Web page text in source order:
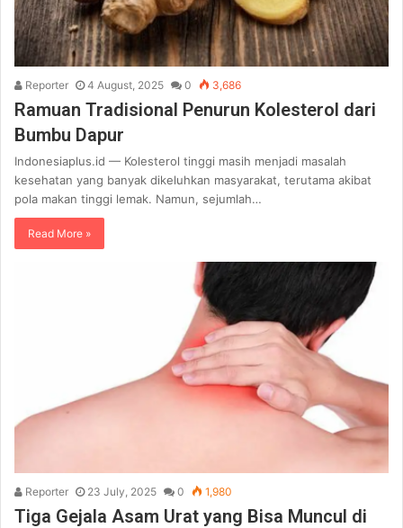
Reporter 4 August, 2025 0 3,686
Ramuan Tradisional Penurun Kolesterol dari
Bumbu Dapur
Indonesiaplus.id — Kolesterol tinggi masih menjadi masalah
kesehatan yang banyak dikeluhkan masyarakat, terutama akibat
pola makan tinggi lemak. Namun, sejumlah…
Read More »
Reporter 23 July, 2025 0 1,980
Tiga Gejala Asam Urat yang Bisa Muncul di